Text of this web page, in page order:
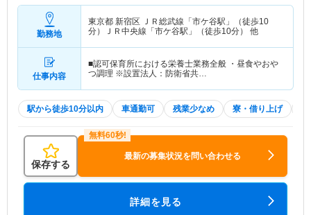
勤務地
東京都 新宿区 ＪＲ総武線「市ケ谷駅」（徒歩10
分）ＪＲ中央線「市ケ谷駅」（徒歩10分） 他
仕事内容
■認可保育所における栄養士業務全般 ・昼食やおや
つ調理 ※設置法人：防衛省共…
駅から徒歩10分以内 車通勤可 残業少なめ 寮・借り上げ
保存する
最新の募集状況を問い合わせる
詳細を見る